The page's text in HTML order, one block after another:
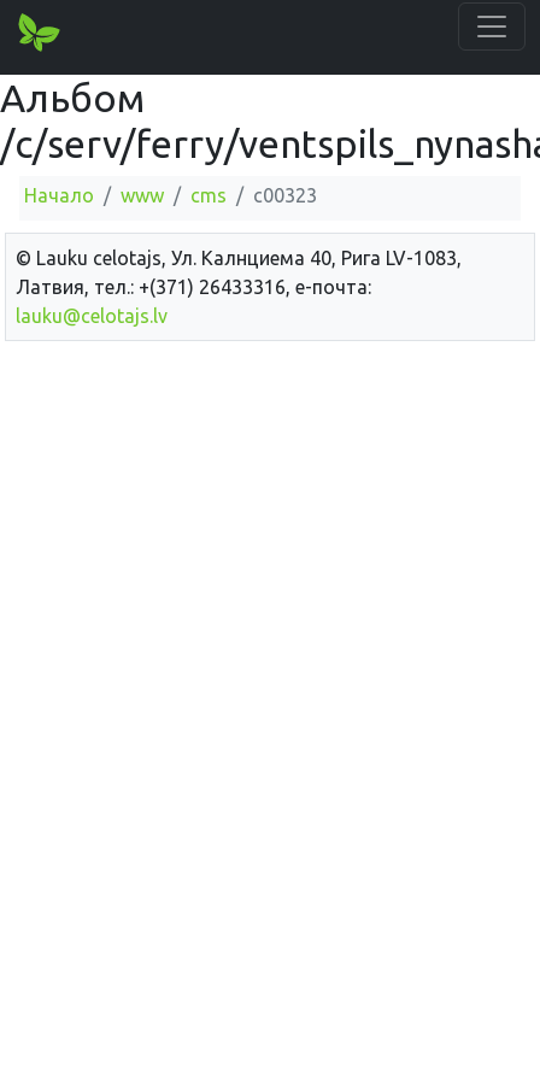
Альбом
/c/serv/ferry/
Начало www cms c00323
© Lauku сelotajs, Ул. Калнциема 40, Рига LV-1083,
Латвия, тел.: +(371) 26433316, е-почта:
lauku@celotajs.lv